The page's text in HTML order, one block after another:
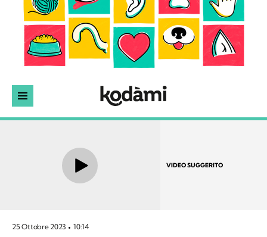
VIDEO SUGGERITO
25 Ottobre 2023 10:14